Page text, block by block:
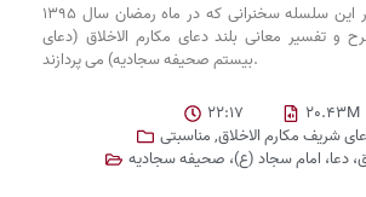
حجت الاسلام ادیب در این سلسله سخنرانی که در ماه رمضان سال 1395
و تفسیر معانی بلند دعای مکارم الاخلاق (دعای
بیستم صحیفه سجادیه) می پردازند.
22:17
20.43M
شریف مکارم الاخلاق,مناسبتی
دعا، امام سجاد (ع)، صحیفه سجادیه